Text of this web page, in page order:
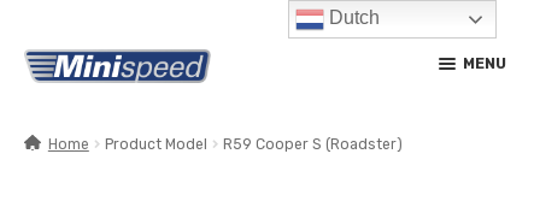
Ga
door
navigatie
Ga
naar
inhoud
MENU
Home Product Model R59 Cooper S (Roadster)
Dutch